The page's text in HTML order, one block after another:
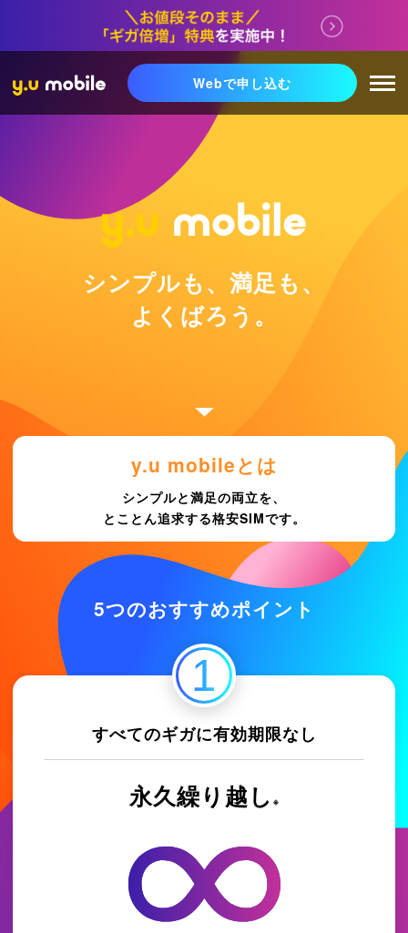
Webで申し込む
シンプルも、満足も、
よくばろう。
y.u mobileとは
シンプルと満足の両立を、
とことん追求する格安SIMです。
5つのおすすめポイント
1
すべてのギガに有効期限なし
永久繰り越し ※